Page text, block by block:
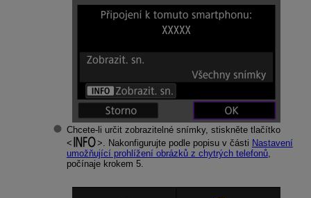
Chcete-li určit zobrazitelné snímky, stiskněte tlačítko
. Nakonfigurujte podle popisu v části Nastavení
umožňující prohlížení obrázků z chytrých telefonů,
počínaje krokem 5.